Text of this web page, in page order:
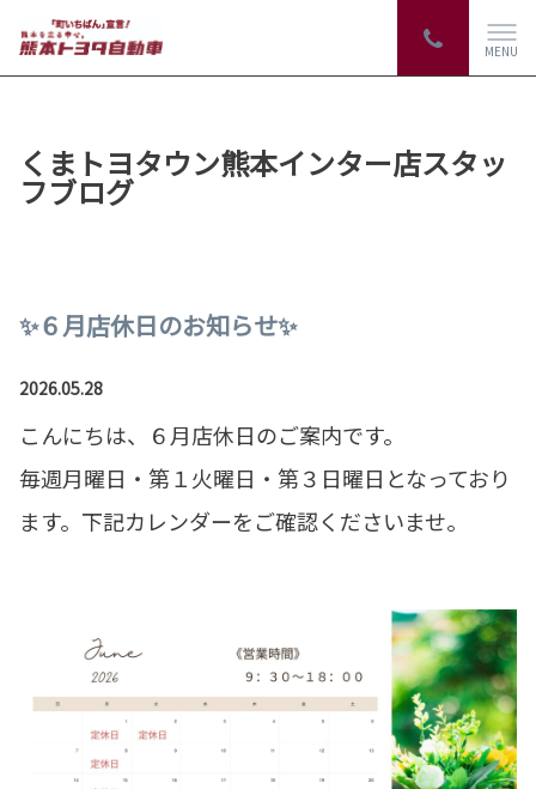
MENU
くまトヨタウン熊本インター店スタッ
フブログ
✨６月店休日のお知らせ✨
2026.05.28
こんにちは、６月店休日のご案内です。
毎週月曜日・第１火曜日・第３日曜日となっており
ます。下記カレンダーをご確認くださいませ。